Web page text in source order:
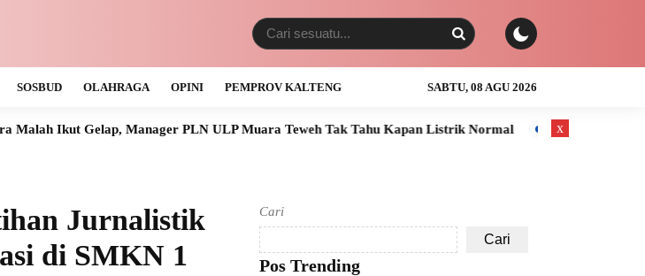
SOSBUD OLAHRAGA OPINI PEMPROV KALTENG SABTU, 08 AGU 2026
Manager PLN ULP Muara Teweh Tak Tahu Kapan Listrik Normal Anak Usia 3 Tahun Tewas
Jurnalistik
di SMKN 1
Cari
Cari
Pos Trending
x